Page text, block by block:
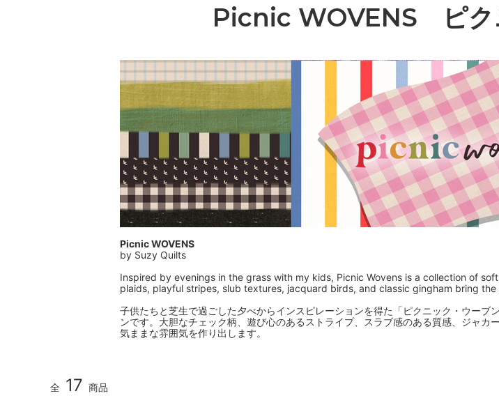
Picnic WOVENS ピク
Picnic WOVENS
by Suzy Quilts
Inspired by evenings in the grass with my kids, Picnic Wovens is a collection of
plaids, playful stripes, slub textures, jacquard birds, and classic gingham bring
子供たちと芝生で過ごした夕べからインスピレーションを得た「ピクニック・ウー
ンです。大胆なチェック柄、遊び心のあるストライプ、スラブ感のある質感、ジャ
気ままな雰囲気を作り出します。
全 17 商品